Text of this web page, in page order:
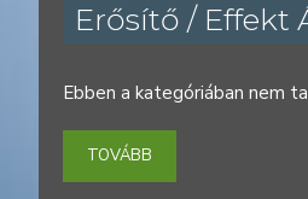
Erősítő / Effekt
Ebben a kategóriában nem
TOVÁBB